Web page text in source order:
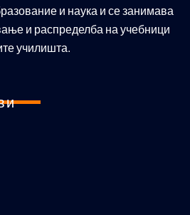
и наука и се занимава
и распределба на учебници
училишта.